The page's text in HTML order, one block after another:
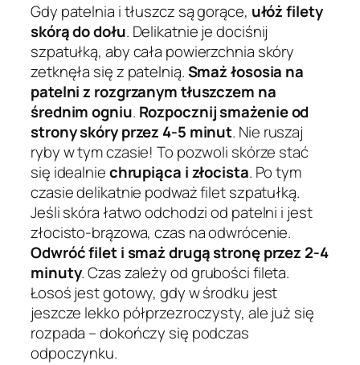
Gdy patelnia i tłuszcz są gorące, ułóż filety
skórą do dołu. Delikatnie je dociśnij
szpatułką, aby cała powierzchnia skóry
zetknęła się z patelnią.Smaż łososia na
patelni z rozgrzanym tłuszczem na
średnim ogniu. Rozpocznij smażenie od
strony skóry przez 4-5 minut. Nie ruszaj
ryby w tym czasie! To pozwoli skórze stać
się idealniechrupiąca i złocista. Po tym
czasie delikatnie podważ filet szpatułką.
Jeśli skóra łatwo odchodzi od patelni i jest
złocisto-brązowa, czas na odwrócenie.
Odwróć filet i smaż drugą stronę przez 2-4
minuty. Czas zależy od grubości fileta.
Łosoś jest gotowy, gdy w środku jest
jeszcze lekko półprzezroczysty, ale już się
rozpada – dokończy się podczas
odpoczynku.